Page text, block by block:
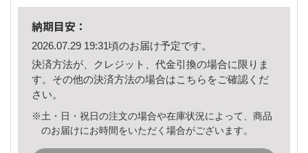
納期目安：
2026.07.29 19:31頃のお届け予定です。
決済方法が、クレジット、代金引換の場合に限りま
す。その他の決済方法の場合はこちら をご確認くだ
さい。
※土・日・祝日の注文の場合や在庫状況によって、商品
のお届けにお時間をいただく場合がございます。